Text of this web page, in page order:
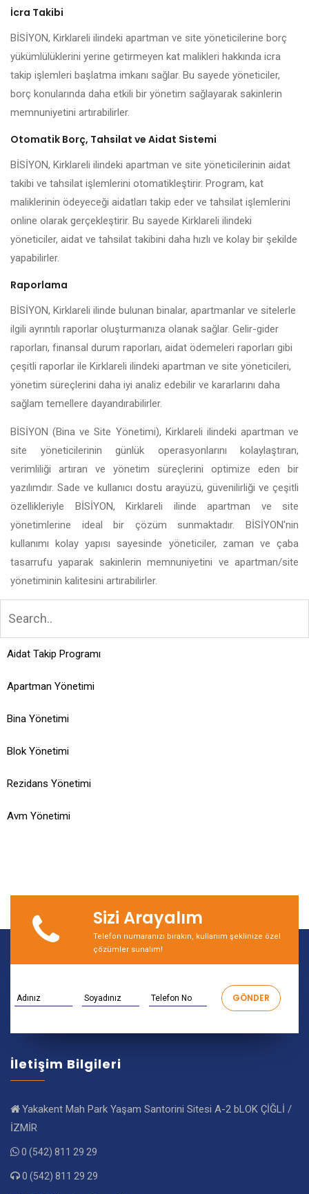
İcra Takibi
BİSİYON, Kirklareli ilindeki apartman ve site yöneticilerine borç
yükümlülüklerini yerine getirmeyen kat malikleri hakkında icra
takip işlemleri başlatma imkanı sağlar. Bu sayede yöneticiler,
borç konularında daha etkili bir yönetim sağlayarak sakinlerin
memnuniyetini artırabilirler.
Otomatik Borç, Tahsilat ve Aidat Sistemi
BİSİYON, Kirklareli ilindeki apartman ve site yöneticilerinin aidat
takibi ve tahsilat işlemlerini otomatikleştirir. Program, kat
maliklerinin ödeyeceği aidatları takip eder ve tahsilat işlemlerini
online olarak gerçekleştirir. Bu sayede Kirklareli ilindeki
yöneticiler, aidat ve tahsilat takibini daha hızlı ve kolay bir şekilde
yapabilirler.
Raporlama
BİSİYON, Kirklareli ilinde bulunan binalar, apartmanlar ve sitelerle
ilgili ayrıntılı raporlar oluşturmanıza olanak sağlar. Gelir-gider
raporları, finansal durum raporları, aidat ödemeleri raporları gibi
çeşitli raporlar ile Kirklareli ilindeki apartman ve site yöneticileri,
yönetim süreçlerini daha iyi analiz edebilir ve kararlarını daha
sağlam temellere dayandırabilirler.
BİSİYON (Bina ve Site Yönetimi), Kirklareli ilindeki apartman ve
site yöneticilerinin günlük operasyonlarını kolaylaştıran,
verimliliği artıran ve yönetim süreçlerini optimize eden bir
yazılımdır. Sade ve kullanıcı dostu arayüzü, güvenilirliği ve çeşitli
özellikleriyle BİSİYON, Kirklareli ilinde apartman ve site
yönetimlerine ideal bir çözüm sunmaktadır. BİSİYON'nin
kullanımı kolay yapısı sayesinde yöneticiler, zaman ve çaba
tasarrufu yaparak sakinlerin memnuniyetini ve apartman/site
yönetiminin kalitesini artırabilirler.
Aidat Takip Programı
Apartman Yönetimi
Bina Yönetimi
Blok Yönetimi
Rezidans Yönetimi
Avm Yönetimi
Sizi Arayalım
Telefon numaranızı bırakın, kullanım şeklinize özel
çözümler sunalım!
İletişim Bilgileri
Yakakent Mah Park Yaşam Santorini Sitesi A-2 bLOK ÇİĞLİ /
İZMİR
0 (542) 811 29 29
0 (542) 811 29 29